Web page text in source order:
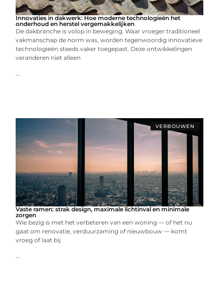
Innovaties in dakwerk: Hoe moderne technologieën het
onderhoud en herstel vergemakkelijken
De dakbranche is volop in beweging. Waar vroeger traditioneel
vakmanschap de norm was, worden tegenwoordig innovatieve
technologieën steeds vaker toegepast. Deze ontwikkelingen
veranderen niet alleen
...
VERBOUWEN
Vaste ramen: strak design, maximale lichtinval en minimale
zorgen
Wie bezig is met het verbeteren van een woning — of het nu
gaat om renovatie, verduurzaming of nieuwbouw — komt
vroeg of laat bij
...